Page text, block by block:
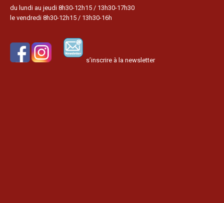
du lundi au jeudi 8h30-12h15 / 13h30-17h30
le vendredi 8h30-12h15 / 13h30-16h
s’inscrire à la newsletter